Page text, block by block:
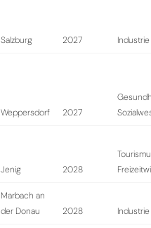
Salzburg 2027 Industrie
Weppersdorf 2027
Jenig 2028
Marbach an
der Donau
2028 Industrie